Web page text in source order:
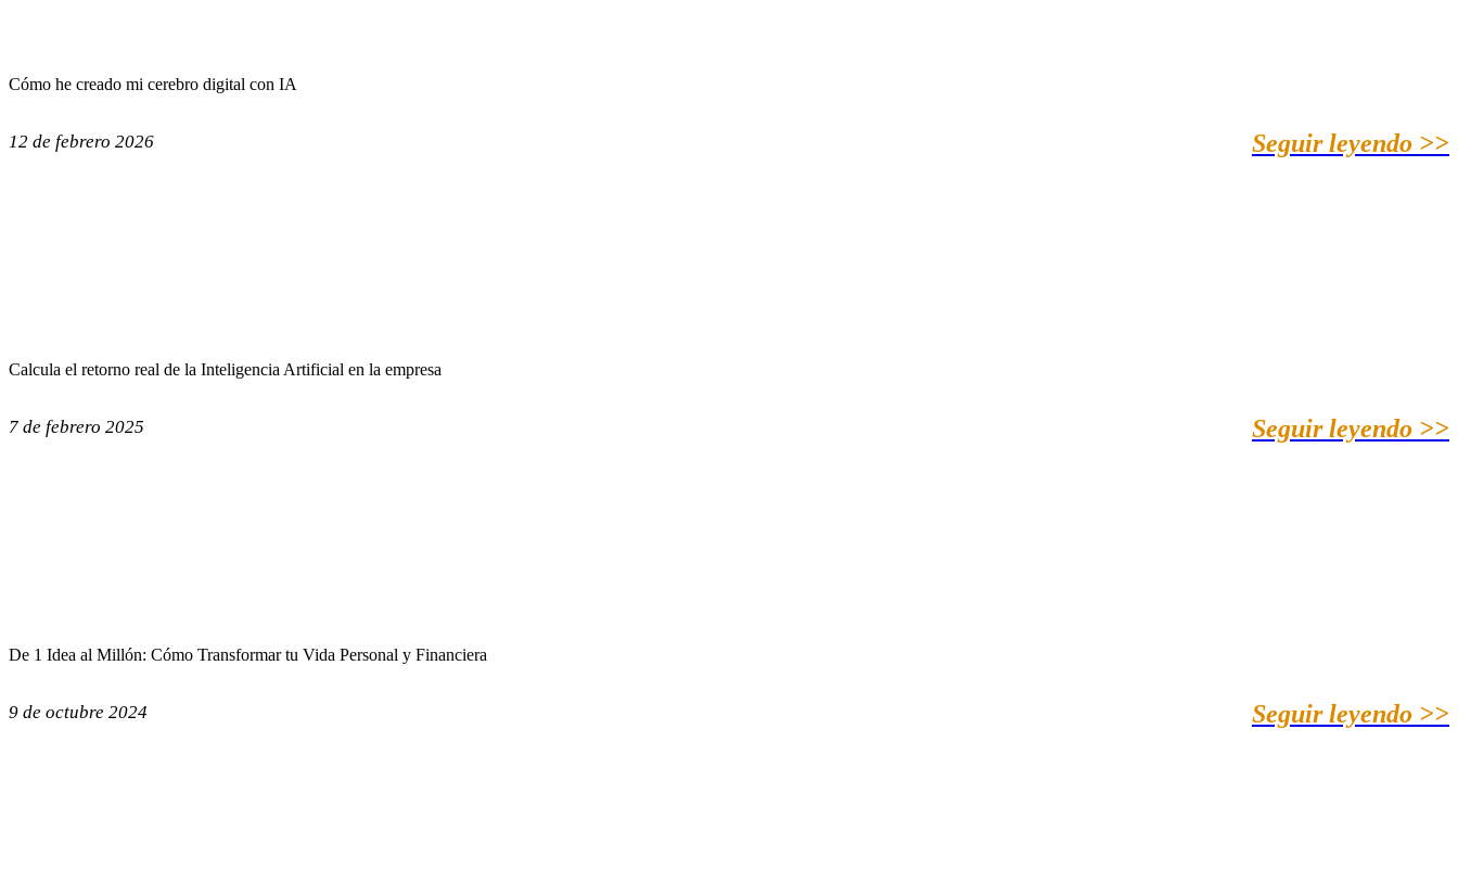
Cómo he creado mi cerebro digital con IA
12 de febrero 2026 Seguir leyendo >>
Calcula el retorno real de la Inteligencia Artificial en la empresa
7 de febrero 2025 Seguir leyendo >>
De 1 Idea al Millón: Cómo Transformar tu Vida Personal y Financiera
9 de octubre 2024 Seguir leyendo >>